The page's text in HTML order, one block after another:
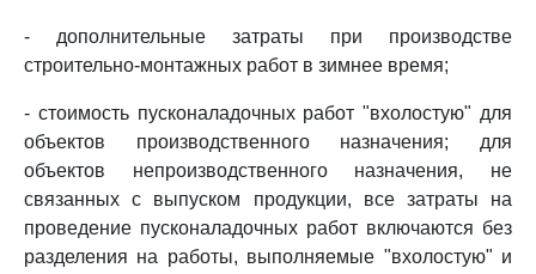
- дополнительные затраты при производстве
строительно-монтажных работ в зимнее время;
- стоимость пусконаладочных работ "вхолостую" для
объектов производственного назначения; для
объектов непроизводственного назначения, не
связанных с выпуском продукции, все затраты на
проведение пусконаладочных работ включаются без
разделения на работы, выполняемые "вхолостую" и